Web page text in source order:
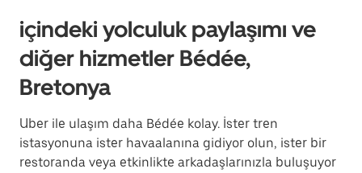
içindeki yolculuk paylaşımı ve
diğer hizmetler Bédée,
Bretonya
Uber ile ulaşım daha Bédée kolay. İster tren
istasyonuna ister havaalanına gidiyor olun, ister bir
restoranda veya etkinlikte arkadaşlarınızla buluşuyor